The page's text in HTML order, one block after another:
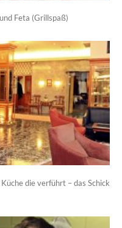
Feta (Grillspaß)
die verführt – das Schick